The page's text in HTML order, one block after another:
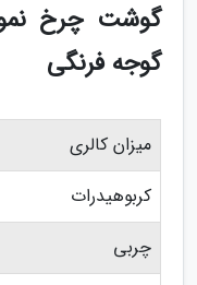
گوشت چرخ
گوجه فرنگی
میزان کالری
کربوهیدرات
چربی